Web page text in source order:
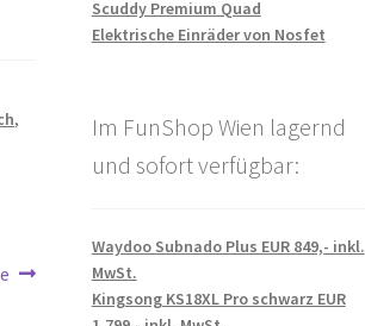
,
Scuddy Premium Quad
Elektrische Einräder von Nosfet
Im FunShop Wien lagernd
und sofort verfügbar:
Waydoo Subnado Plus EUR 849,- inkl.
MwSt.
Kingsong KS18XL Pro schwarz EUR